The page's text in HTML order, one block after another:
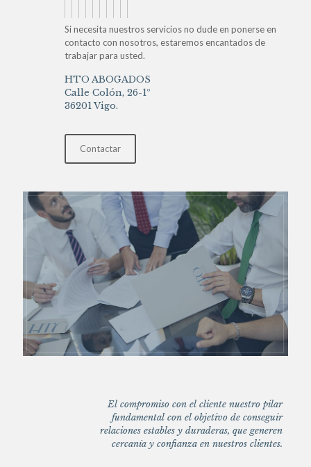
Si necesita nuestros servicios no dude en ponerse en
contacto con nosotros, estaremos encantados de
trabajar para usted.
HTO ABOGADOS
Calle Colón, 26-1º
36201 Vigo.
Contactar
El compromiso con el cliente nuestro pilar
fundamental con el objetivo de conseguir
relaciones estables y duraderas, que generen
cercanía y confianza en nuestros clientes.